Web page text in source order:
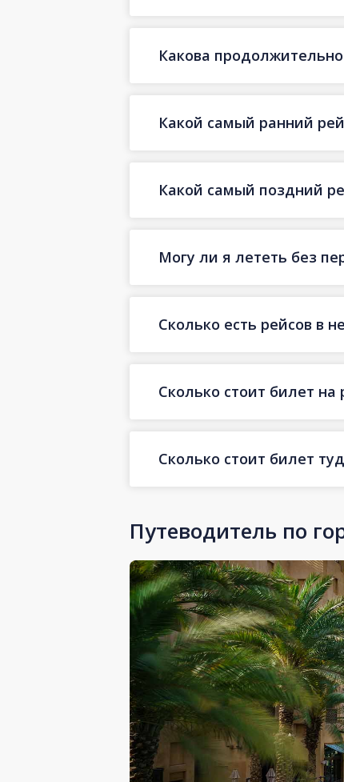
Какова
Какой самый ранний
Какой самый поздний
Могу ли я лететь без
Сколько есть рейсов в
Сколько стоит билет
Сколько стоит билет
Путеводитель по